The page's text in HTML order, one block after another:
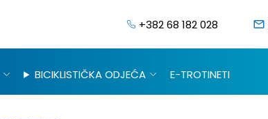
+382 68 182 028
BICIKLISTIČKA ODJEĆA E-TROTINETI